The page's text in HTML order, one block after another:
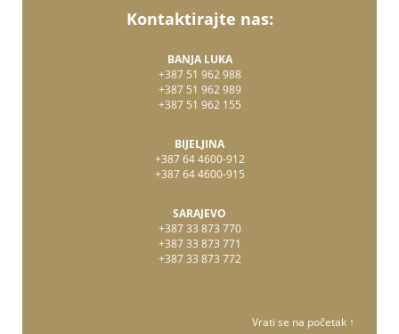
Kontaktirajte nas:
BANJA LUKA
+387 51 962 988
+387 51 962 989
+387 51 962 155
BIJELJINA
+387 64 4600-912
+387 64 4600-915
SARAJEVO
+387 33 873 770
+387 33 873 771
+387 33 873 772
Vrati se na početak ↑